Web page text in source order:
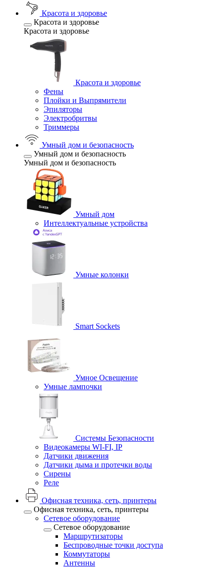
Красота и здоровье
Красота и здоровье
Красота и здоровье
Красота и здоровье
Фены
Плойки и Выпрямители
Эпиляторы
Электробритвы
Триммеры
Умный дом и безопасность
Умный дом и безопасность
Умный дом и безопасность
Умный дом
Интеллектуальные устройства
Умные колонки
Smart Sockets
Умное Освещение
Умные лампочки
Системы Безопасности
Видеокамеры WI-FI, IP
Датчики движения
Датчики дыма и протечки воды
Сирены
Реле
Офисная техника, cеть, принтеры
Офисная техника, cеть, принтеры
Сетевое оборудование
Сетевое оборудование
Маршрутизаторы
Беспроводные точки доступа
Коммутаторы
Антенны